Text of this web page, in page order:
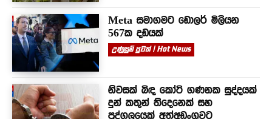
Meta සමාගමට ඩොලර් මිලියන
567ක දඩයක්
උණුසුම් පුවත් | Hot News
නිවසක් බිඳ කෝටි ගණනක සුද්දයක්
දුන් කතුන් තිදෙනෙක් සහ
පුද්ගලයෙක් අත්අඩංගුවට